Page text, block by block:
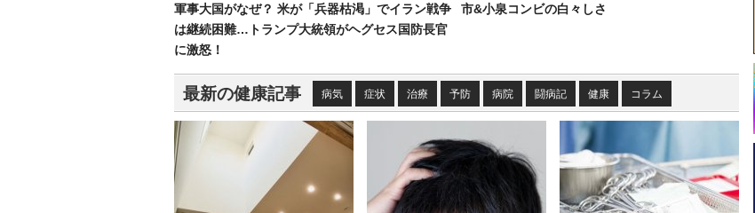
軍事大国がなぜ？ 米が「兵器枯渇」でイラン戦争
は継続困難…トランプ大統領がヘグセス国防長官
に激怒！
市&小泉コンビの白々しさ
最新の健康記事 病気 症状 治療 予防 病院 闘病記 健康 コラム